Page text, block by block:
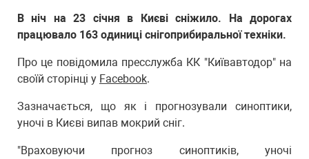
В ніч на 23 січня в Києві сніжило. На дорогах
працювало 163 одиниці снігоприбиральної техніки.
Про це повідомила пресслужба КК "Київавтодор" на
своїй сторінці у Facebook.
Зазначається, що як і прогнозували синоптики,
уночі в Києві випав мокрий сніг.
"Враховуючи прогноз синоптиків, уночі